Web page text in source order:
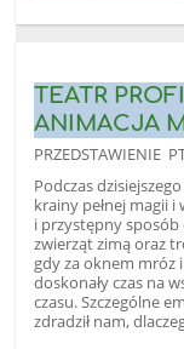
TEATR
ANIMACJA
PRZEDSTAWIENIE
Podczas
krainy pełnej magii i
i przystępny sposób
zwierząt zimą oraz
gdy za oknem mróz
doskonały czas na
czasu. Szczególne
zdradził nam,